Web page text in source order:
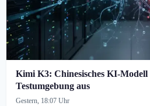
Kimi K3: Chinesisches KI-
Testumgebung aus
Gestern, 18:07 Uhr